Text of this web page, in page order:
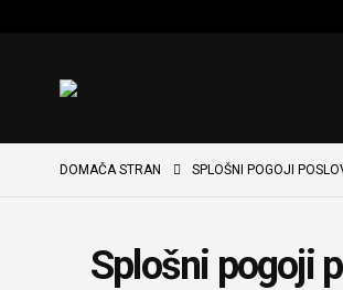
DOMAČA STRAN SPLOŠNI POGOJI
Splošni pogoji